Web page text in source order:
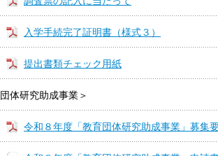
入学手続完了証明書（様式３）
提出書類チェック用紙
体研究助成事業＞
令和８年度「教育団体研究助成事業」募集